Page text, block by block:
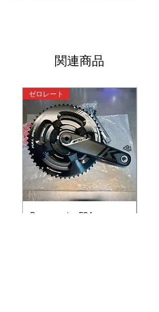
関連商品
ゼロレート
Powermeter FSA